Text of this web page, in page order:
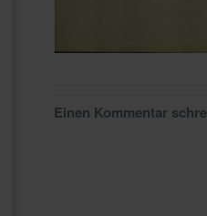
Einen Kommentar